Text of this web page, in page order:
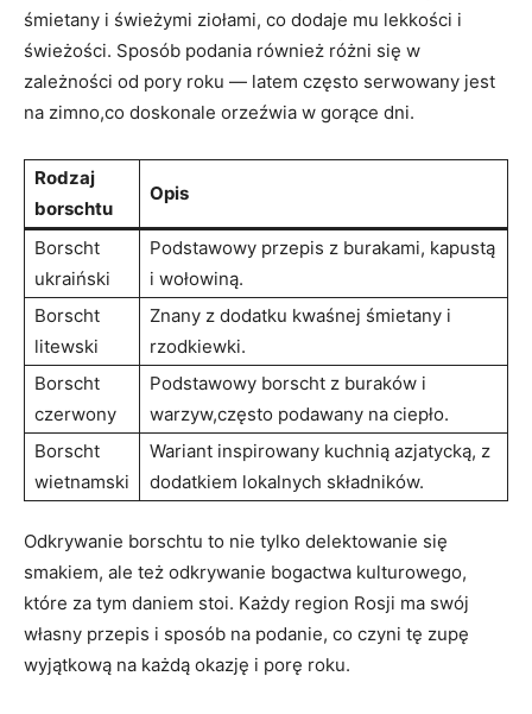
śmietany i ⁤świeżymi ⁢ziołami, co dodaje mu lekkości i
świeżości.​ Sposób podania również ⁢różni się w
⁢zależności od pory roku — latem często serwowany ​jest
na zimno,co‍ doskonale orzeźwia w gorące⁢ dni.
Rodzaj
borschtu
Opis
Borscht
ukraiński
Podstawowy przepis z burakami, kapustą
i ⁢wołowiną.
Borscht
litewski
Znany ⁢z dodatku kwaśnej ⁢śmietany i
rzodkiewki.
Borscht⁣
czerwony
Podstawowy ‍borscht z‌ buraków‌ i
warzyw,często⁤ podawany na ciepło.
Borscht
wietnamski
Wariant inspirowany kuchnią azjatycką, z
dodatkiem lokalnych ⁢składników.
Odkrywanie borschtu to ‍nie tylko ⁣delektowanie się⁢
smakiem, ⁤ale też odkrywanie bogactwa kulturowego,
które za tym daniem stoi. Każdy ⁣region Rosji​ ma swój
własny przepis i ‍sposób na podanie, co czyni‍ tę zupę
‌wyjątkową⁤ na‍ każdą ‌okazję⁣ i porę roku.